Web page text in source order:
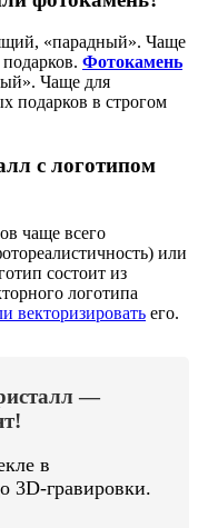
«парадный». Чаще
Фотокамень
Чаще для
подарков в строгом
с логотипом
чаще всего
или
состоит из
логотипа
векторизировать его.
—
в
3D-гравировки.